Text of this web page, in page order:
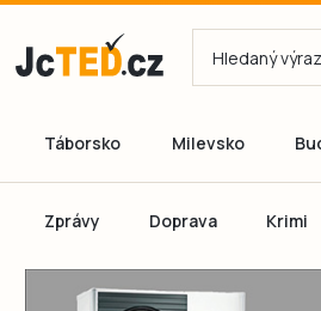
Táborsko Milevsko
Zprávy Doprava Krimi